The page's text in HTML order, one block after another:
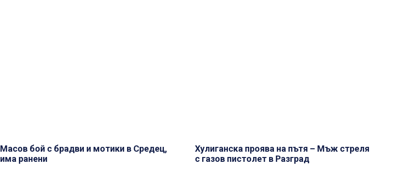
Масов бой с брадви и мотики в Средец,
има ранени
Хулиганска проява на пътя – Мъж стреля
с газов пистолет в Разград